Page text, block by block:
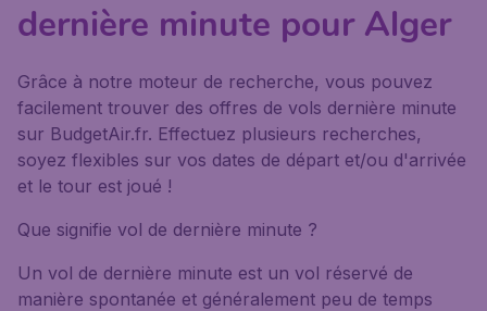
dernière minute pour Alger
Grâce à notre moteur de recherche, vous pouvez
facilement trouver des offres de vols dernière minute
sur BudgetAir.fr. Effectuez plusieurs recherches,
soyez flexibles sur vos dates de départ et/ou d'arrivée
et le tour est joué !
Que signifie vol de dernière minute ?
Un vol de dernière minute est un vol réservé de
manière spontanée et généralement peu de temps